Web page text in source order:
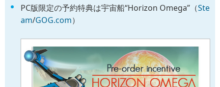
PC版限定の予約特典は宇宙船“Horizon Omega”（Ste
am/GOG.com）